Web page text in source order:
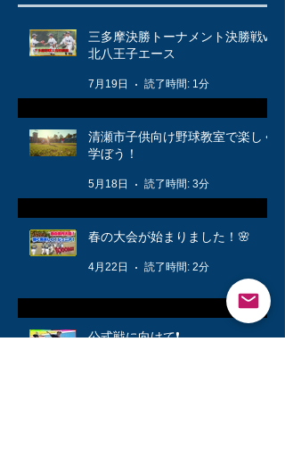
三多摩決勝トーナメント決勝戦vs
北八王子エース
7月19日 読了時間: 1分
清瀬市子供向け野球教室で楽しく
学ぼう！
5月18日 読了時間: 3分
春の大会が始まりました！🌸
4月22日 読了時間: 2分
公式戦に向けて❗️